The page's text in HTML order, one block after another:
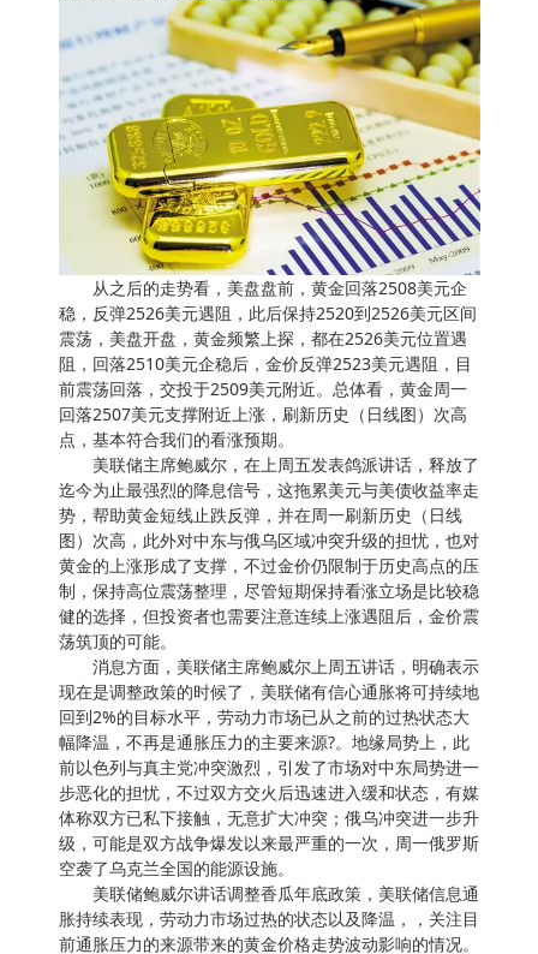
从之后的走势看，美盘盘前，黄金回落2508美元企
稳，反弹2526美元遇阻，此后保持2520到2526美元区间
震荡，美盘开盘，黄金频繁上探，都在2526美元位置遇
阻，回落2510美元企稳后，金价反弹2523美元遇阻，目
前震荡回落，交投于2509美元附近。总体看，黄金周一
回落2507美元支撑附近上涨，刷新历史（日线图）次高
点，基本符合我们的看涨预期。
美联储主席鲍威尔，在上周五发表鸽派讲话，释放了
迄今为止最强烈的降息信号，这拖累美元与美债收益率走
势，帮助黄金短线止跌反弹，并在周一刷新历史（日线
图）次高，此外对中东与俄乌区域冲突升级的担忧，也对
黄金的上涨形成了支撑，不过金价仍限制于历史高点的压
制，保持高位震荡整理，尽管短期保持看涨立场是比较稳
健的选择，但投资者也需要注意连续上涨遇阻后，金价震
荡筑顶的可能。
消息方面，美联储主席鲍威尔上周五讲话，明确表示
现在是调整政策的时候了，美联储有信心通胀将可持续地
回到2%的目标水平，劳动力市场已从之前的过热状态大
幅降温，不再是通胀压力的主要来源?。地缘局势上，此
前以色列与真主党冲突激烈，引发了市场对中东局势进一
步恶化的担忧，不过双方交火后迅速进入缓和状态，有媒
体称双方已私下接触，无意扩大冲突；俄乌冲突进一步升
级，可能是双方战争爆发以来最严重的一次，周一俄罗斯
空袭了乌克兰全国的能源设施。
美联储鲍威尔讲话调整香瓜年底政策，美联储信息通
胀持续表现，劳动力市场过热的状态以及降温，，关注目
前通胀压力的来源带来的黄金价格走势波动影响的情况。